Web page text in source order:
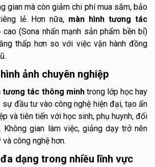
gian mà còn giảm chi phí mua sắm, bảo
lẻ. Hơn nữa, màn hình tương tác
(Sona nhấn mạnh sản phẩm bền bỉ)
thấp hơn so với việc vận hành đồng
ảnh chuyên nghiệp
tương tác thông minhtrong lớp học hay
sự đầu tư vào công nghệ hiện đại, tạo ấn
và tiên tiến với học sinh, phụ huynh, đối
Không gian làm việc, giảng dạy trở nên
công nghệ hơn.
dạng trong nhiều lĩnh vực